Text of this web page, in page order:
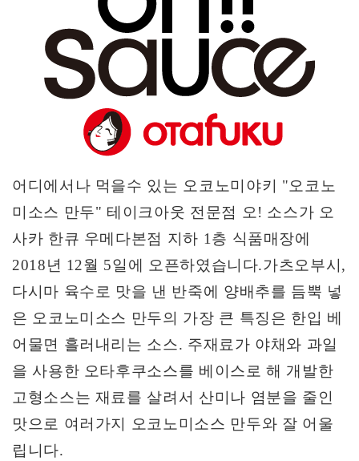
어디에서나 먹을수 있는 오코노미야키 "오코노
미소스 만두" 테이크아웃 전문점 오 ! 소스가 오
사카 한큐 우메다본점 지하 1 층 식품매장에
2018년 12월 5일에 오픈하였습니다.가츠오부시 ,
다시마 육수로 맛을 낸 반죽에 양배추를 듬뿍 넣
은 오코노미소스 만두의 가장 큰 특징은 한입 베
어물면 흘러내리는 소스. 주재료가 야채와 과일
을 사용한 오타후쿠소스를 베이스로 해 개발한
고형소스는 재료를 살려서 산미나 염분을 줄인
맛으로 여러가지 오코노미소스 만두와 잘 어울
립니다.